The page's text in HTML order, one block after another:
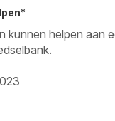
kunnen helpen aan